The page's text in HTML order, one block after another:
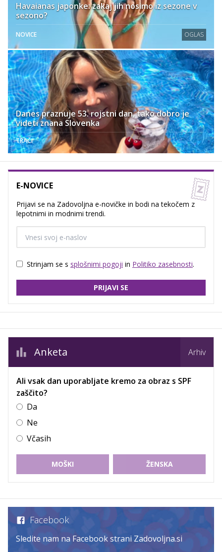
Havaianas japonke: zakaj jih nosimo iz sezone v
sezono?
NOVICE OGLAS
Danes praznuje 53. rojstni dan, tako dobro je
videti znana Slovenka
TRAČI
E-NOVICE
Prijavi se na Zadovoljna e-novičke in bodi na tekočem z
lepotnimi in modnimi trendi.
Strinjam se s splošnimi pogoji in Politiko zasebnosti.
PRIJAVI SE
Anketa Arhiv
Ali vsak dan uporabljate kremo za obraz s SPF
zaščito?
Da
Ne
Včasih
MOŠKI ŽENSKA
Facebook
Sledite nam na Facebook strani Zadovoljna.si